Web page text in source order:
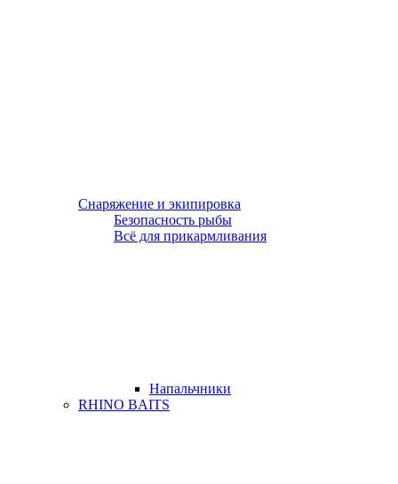
Снаряжение и экипировка
Безопасность рыбы
Всё для прикармливания
Напальчники
RHINO BAITS